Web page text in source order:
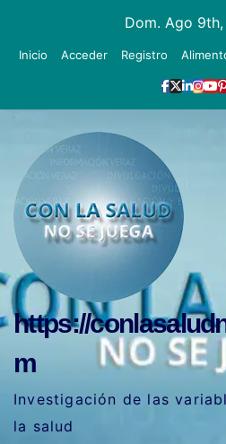
Dom. Ago
Inicio Acceder Registro
https://
m
Investigación de las
la salud